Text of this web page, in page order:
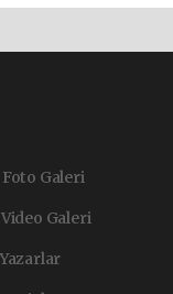
Foto Galeri
Video Galeri
Yazarlar